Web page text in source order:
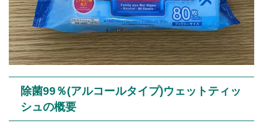
除菌99％(アルコールタイプ)ウェットティッ
シュの概要